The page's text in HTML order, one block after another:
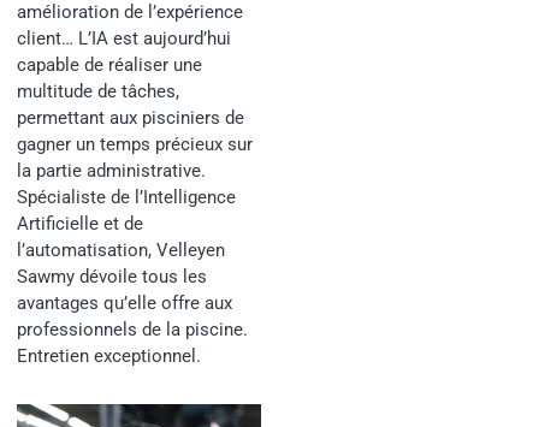
amélioration de l’expérience
client… L’IA est aujourd’hui
capable de réaliser une
multitude de tâches,
permettant aux pisciniers de
gagner un temps précieux sur
la partie administrative.
Spécialiste de l’Intelligence
Artificielle et de
l’automatisation, Velleyen
Sawmy dévoile tous les
avantages qu’elle offre aux
professionnels de la piscine.
Entretien exceptionnel.